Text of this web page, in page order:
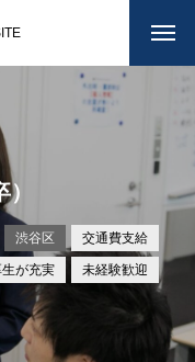
渋谷区 交通費支給
が充実 未経験歓迎